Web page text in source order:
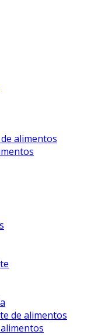
alimentos
de alimentos